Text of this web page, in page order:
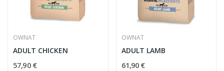
OWNAT
ADULT CHICKEN
57,90 €
OWNAT
ADULT LAMB
61,90 €